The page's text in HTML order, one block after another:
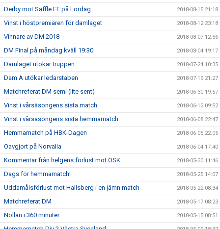
Derby mot Säffle FF på Lördag 2018-08-15 21:18
Vinst i höstpremiären för damlaget 2018-08-12 23:18
Vinnare av DM 2018 2018-08-07 12:56
DM Final på måndag kväll 19:30 2018-08-04 19:17
Damlaget utökar truppen 2018-07-24 10:35
Dam A utökar ledarstaben 2018-07-19 21:27
Matchreferat DM semi (lite sent) 2018-06-30 19:57
Vinst i vårsäsongens sista match 2018-06-12 09:52
Vinst i vårsäsongens sista hemmamatch 2018-06-08 22:47
Hemmamatch på HBK-Dagen 2018-06-05 22:05
Oavgjort på Norvalla 2018-06-04 17:40
Kommentar från helgens förlust mot ÖSK 2018-05-30 11:46
Dags för hemmamatch! 2018-05-25 14:07
Uddamålsförlust mot Hallsberg i en jämn match 2018-05-22 08:34
Matchreferat DM 2018-05-17 08:23
Nollan i 360 minuter. 2018-05-15 08:51